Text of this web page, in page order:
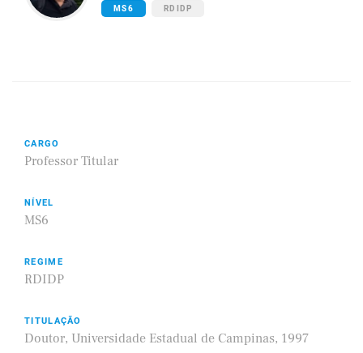
MS6 RDIDP
CARGO
Professor Titular
NÍVEL
MS6
REGIME
RDIDP
TITULAÇÃO
Doutor, Universidade Estadual de Campinas, 1997